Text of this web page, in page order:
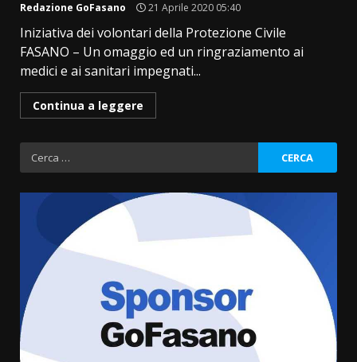
Redazione GoFasano 21 Aprile 2020 05:40
Iniziativa dei volontari della Protezione Civile
FASANO – Un omaggio ed un ringraziamento ai
medici e ai sanitari impegnati...
Continua a leggere
Ricerca
per:
La Banda Città di Fasano apre
ufficialmente la Festa di